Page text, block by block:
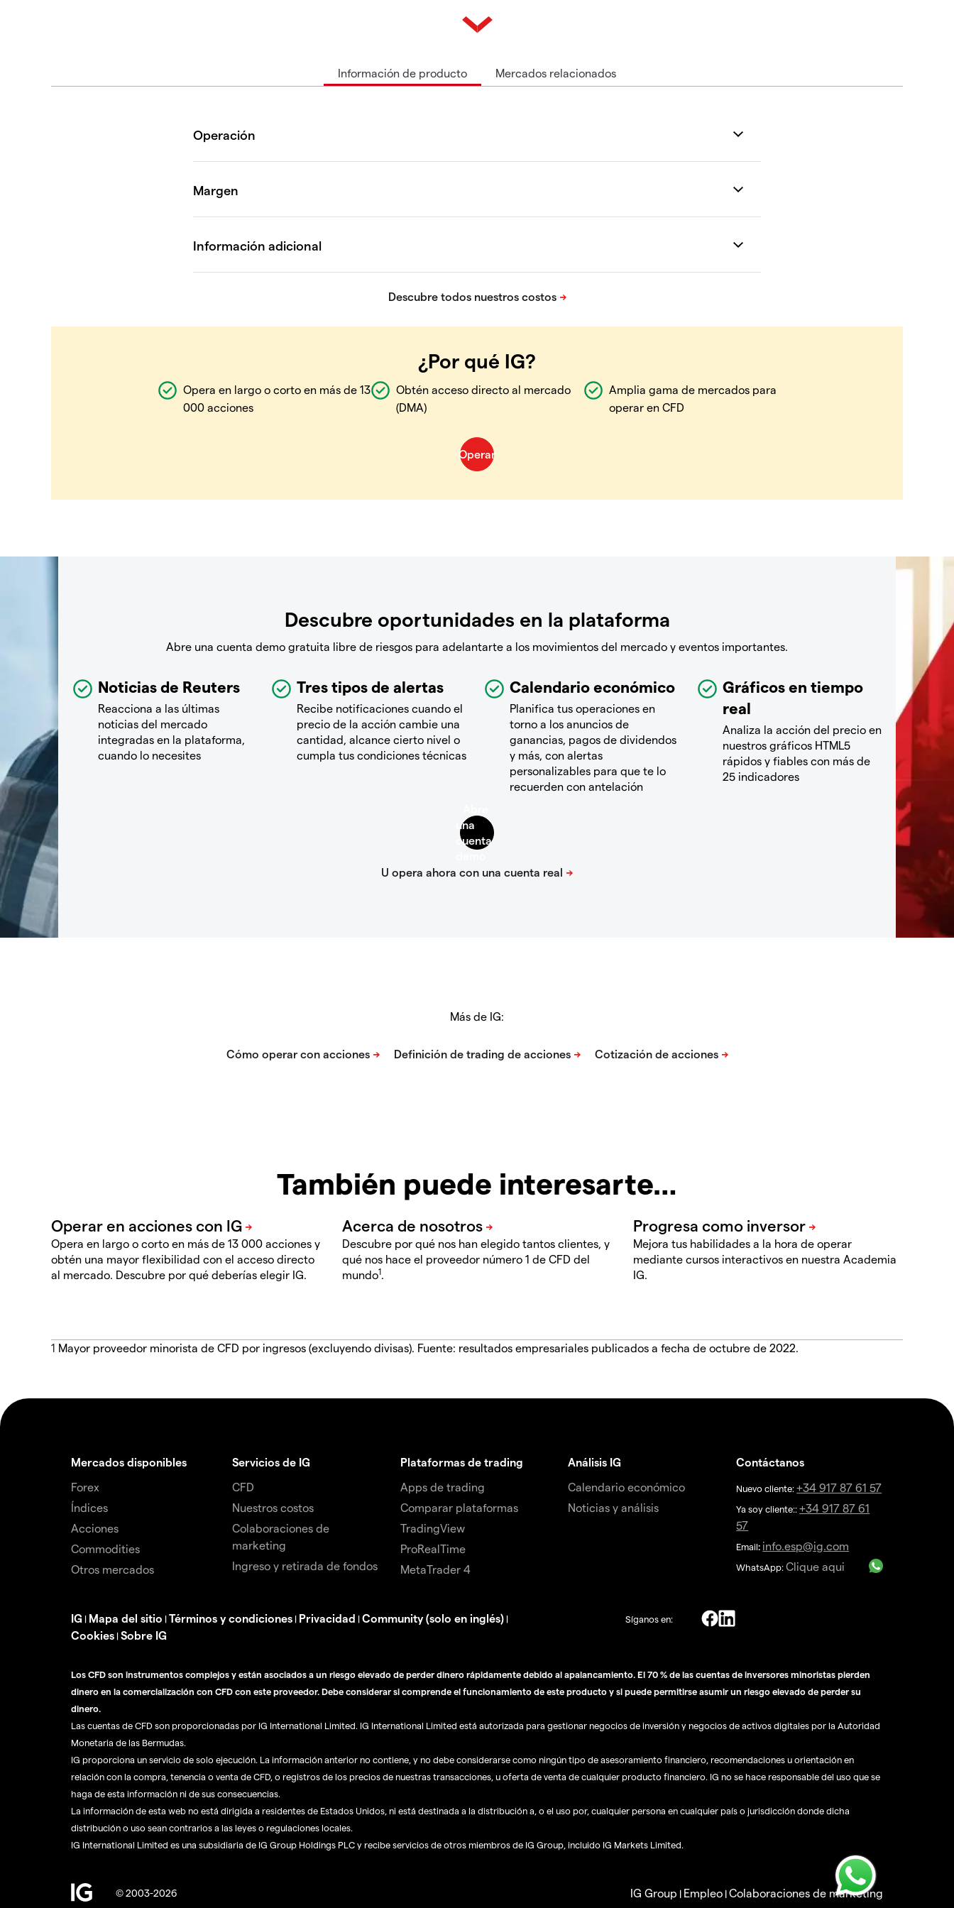
Información de producto Mercados relacionados
¿Por qué IG?
Opera en largo o corto en más de 13
000 acciones
Obtén acceso directo al mercado
(DMA)
Amplia gama de mercados para
operar en CFD
Descubre oportunidades en la plataforma
Abre una cuenta demo gratuita libre de riesgos para adelantarte a los movimientos del mercado y eventos importantes.
Noticias de Reuters
Reacciona a las últimas
noticias del mercado
integradas en la plataforma,
cuando lo necesites
Tres tipos de alertas
Recibe notificaciones cuando el
precio de la acción cambie una
cantidad, alcance cierto nivel o
cumpla tus condiciones técnicas
Calendario económico
Planifica tus operaciones en
torno a los anuncios de
ganancias, pagos de dividendos
y más, con alertas
personalizables para que te lo
recuerden con antelación
Gráficos en tiempo
real
Analiza la acción del precio en
nuestros gráficos HTML5
rápidos y fiables con más de
25 indicadores
Más de IG:
También puede interesarte…
Opera en largo o corto en más de 13 000 acciones y
obtén una mayor flexibilidad con el acceso directo
al mercado. Descubre por qué deberías elegir IG.
Descubre por qué nos han elegido tantos clientes, y
qué nos hace el proveedor número 1 de CFD del
mundo1.
Mejora tus habilidades a la hora de operar
mediante cursos interactivos en nuestra Academia
IG.
1 Mayor proveedor minorista de CFD por ingresos (excluyendo divisas). Fuente: resultados empresariales publicados a fecha de octubre de 2022.
Mercados disponibles
Forex
Índices
Acciones
Commodities
Otros mercados
Servicios de IG
CFD
Nuestros costos
Colaboraciones de
marketing
Ingreso y retirada de fondos
Plataformas de trading
Apps de trading
Comparar plataformas
TradingView
ProRealTime
MetaTrader 4
Análisis IG
Calendario económico
Noticias y análisis
Contáctanos
Nuevo cliente:+34 917 87 61 57
Ya soy cliente::+34 917 87 61
57
Email: info.esp@ig.com
WhatsApp:Clique aqui
IG | Mapa del sitio | Términos y condiciones | Privacidad | Community (solo en inglés) |
Cookies | Sobre IG
Síganos en:
Los CFD son instrumentos complejos y están asociados a un riesgo elevado de perder dinero rápidamente debido al apalancamiento. El 70 % de las cuentas de inversores minoristas pierden
dinero en la comercialización con CFD con este proveedor. Debe considerar si comprende el funcionamiento de este producto y si puede permitirse asumir un riesgo elevado de perder su
dinero.
Las cuentas de CFD son proporcionadas por IG International Limited. IG International Limited está autorizada para gestionar negocios de inversión y negocios de activos digitales por la Autoridad
Monetaria de las Bermudas.
IG proporciona un servicio de solo ejecución. La información anterior no contiene, y no debe considerarse como ningún tipo de asesoramiento financiero, recomendaciones u orientación en
relación con la compra, tenencia o venta de CFD, o registros de los precios de nuestras transacciones, u oferta de venta de cualquier producto financiero. IG no se hace responsable del uso que se
haga de esta información ni de sus consecuencias.
La información de esta web no está dirigida a residentes de Estados Unidos, ni está destinada a la distribución a, o el uso por, cualquier persona en cualquier país o jurisdicción donde dicha
distribución o uso sean contrarios a las leyes o regulaciones locales.
IG International Limited es una subsidiaria de IG Group Holdings PLC y recibe servicios de otros miembros de IG Group, incluido IG Markets Limited.
© 2003-2026 IG Group | Empleo |Colaboraciones de marketing